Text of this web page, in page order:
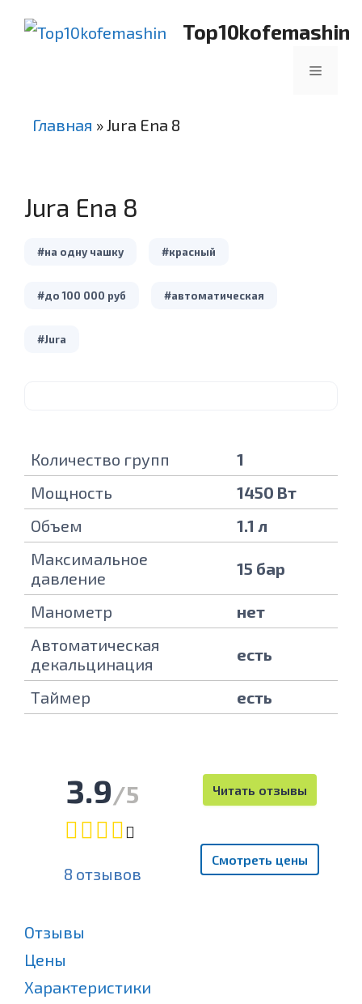
Top10kofemashin
Меню
Главная »Jura Ena 8
Jura Ena 8
#на одну чашку #красный
#до 100 000 руб #автоматическая
#Jura
Количество групп
1
Мощность
1450 Вт
Объем
1.1 л
Максимальное
давление
15 бар
Манометр
нет
Автоматическая
декальцинация
есть
Таймер есть
3.9/5
8 отзывов
Читать отзывы
Смотреть цены
Отзывы
Цены
Характеристики